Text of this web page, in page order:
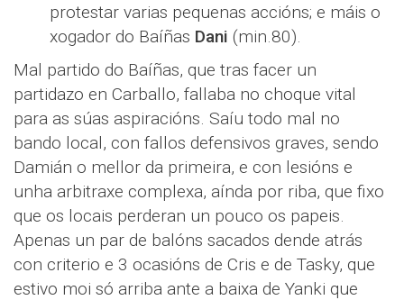
protestar varias pequenas accións; e máis o
xogador do Baíñas Dani (min.80).
Mal partido do Baíñas, que tras facer un
partidazo en Carballo, fallaba no choque vital
para as súas aspiracións. Saíu todo mal no
bando local, con fallos defensivos graves, sendo
Damián o mellor da primeira, e con lesións e
unha arbitraxe complexa, aínda por riba, que fixo
que os locais perderan un pouco os papeis.
Apenas un par de balóns sacados dende atrás
con criterio e 3 ocasións de Cris e de Tasky, que
estivo moi só arriba ante a baixa de Yanki que